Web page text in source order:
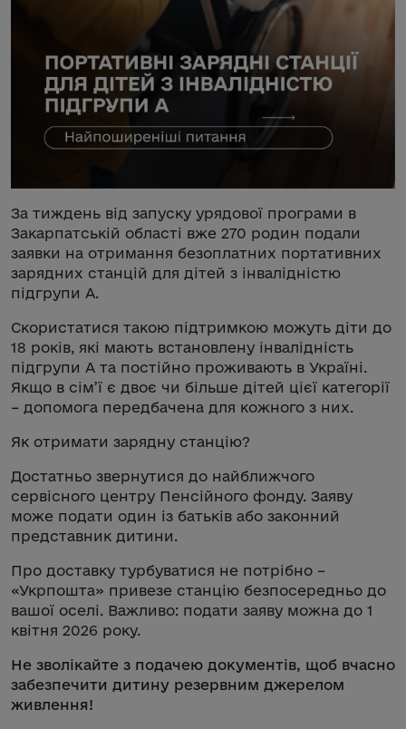
За тиждень від запуску урядової програми в
Закарпатській області вже 270 родин подали
заявки на отримання безоплатних портативних
зарядних станцій для дітей з інвалідністю
підгрупи А.
Скористатися такою підтримкою можуть діти до
18 років, які мають встановлену інвалідність
підгрупи А та постійно проживають в Україні.
Якщо в сім’ї є двоє чи більше дітей цієї категорії
– допомога передбачена для кожного з них.
Як отримати зарядну станцію?
Достатньо звернутися до найближчого
сервісного центру Пенсійного фонду. Заяву
може подати один із батьків або законний
представник дитини.
Про доставку турбуватися не потрібно –
«Укрпошта» привезе станцію безпосередньо до
вашої оселі. Важливо: подати заяву можна до 1
квітня 2026 року.
Не зволікайте з подачею документів, щоб вчасно
забезпечити дитину резервним джерелом
живлення!